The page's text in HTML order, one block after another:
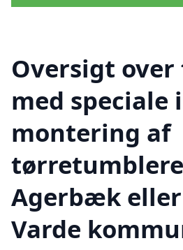
Oversigt
med speciale i
montering af
Agerbæk
Varde